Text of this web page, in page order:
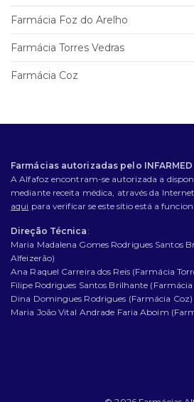
Farmácia Foz do Arelho
Farmácia Torres Vedras
Farmácia Coz
Farmácias autorizadas pelo INFARMED
A Alfafoz encontram-se autorizada a
mediante receita médica, através da
aqui para verificar se este sítio está a
Direção Técnica:
Maria Madalena Gomes Rodrigues Santos
Alfeizerão)
Ana Raquel Carreira dos Reis (Farmácia
Filipe Rodrigues Santos Brilhante
Dina Domingues Rodrigues (Farmácia Coz)
Maria João Vital Andrade Faria Aboim